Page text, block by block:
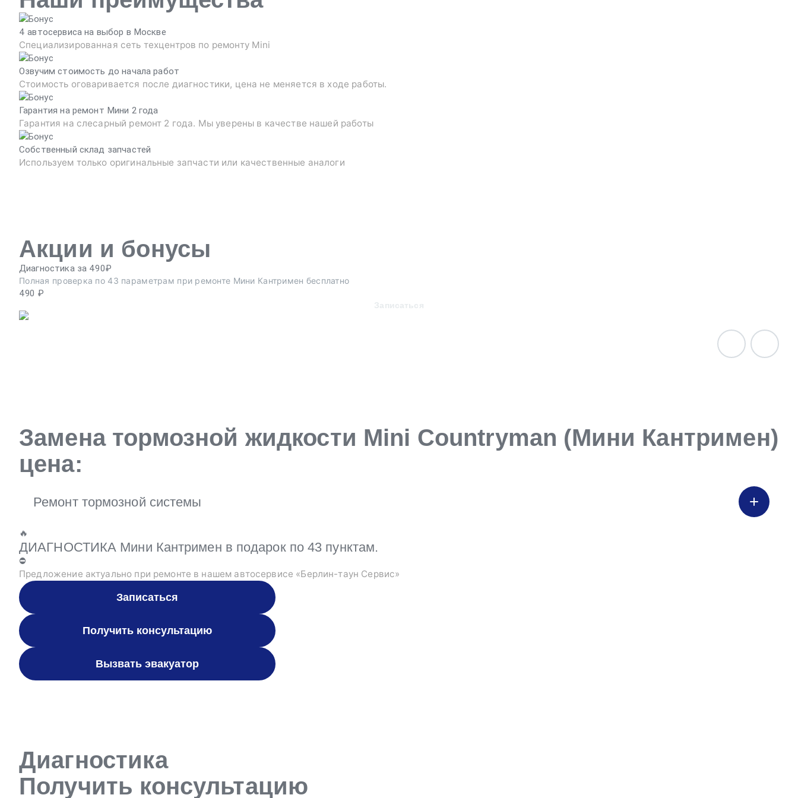
4 автосервиса на выбор в Москве
Специализированная сеть техцентров по ремонту Mini
Озвучим стоимость до начала работ
Стоимость оговаривается после диагностики, цена не меняется в ходе работы.
Гарантия на ремонт Мини 2 года
Гарантия на слесарный ремонт 2 года. Мы уверены в качестве нашей работы
Собственный склад запчастей
Используем только оригинальные запчасти или качественные аналоги
Акции и бонусы
Диагностика за 490₽
Полная проверка по 43 параметрам при ремонте Мини Кантримен бесплатно
490 ₽
Записаться
Замена тормозной жидкости Mini Countryman (Мини Кантримен)
цена:
Ремонт тормозной системы
🔥
ДИАГНОСТИКА Мини Кантримен в подарок по 43 пунктам.
⛔
Предложение актуально при ремонте в нашем автосервисе «Берлин-таун Сервис»
Записаться
Получить консультацию
Вызвать эвакуатор
Диагностика
Получить консультацию